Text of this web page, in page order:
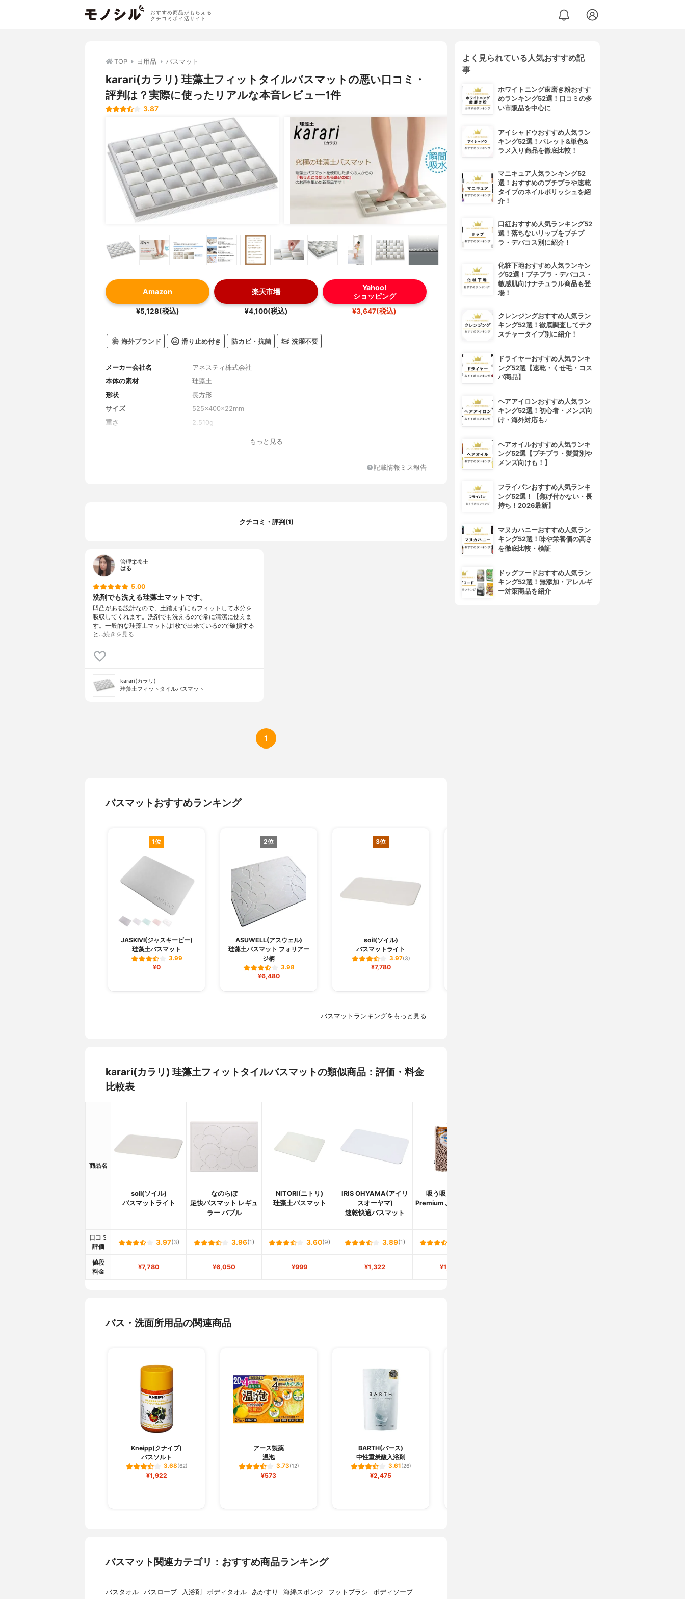
おすすめ商品がもらえる
クチコミポイ活サイト
TOP 日用品 バスマット
karari(カラリ) 珪藻土フィットタイルバスマットの悪い口コミ・
評判は？実際に使ったリアルな本音レビュー1件
3.87
Amazon
¥5,128(税込)
楽天市場
¥4,100(税込)
Yahoo!
ショッピング
¥3,647(税込)
海外ブランド 滑り止め付き 防カビ・抗菌 洗濯不要
メーカー会社名
アネスティ株式会社
本体の素材
珪藻土
形状
長方形
サイズ
525×400×22mm
重さ
2,510g
もっと見る
記載情報ミス報告
クチコミ・評判(1)
管理栄養士
はる
5.00
洗剤でも洗える珪藻土マットです。
凹凸がある設計なので、土踏まずにもフィットして水分を
吸収してくれます。洗剤でも洗えるので常に清潔に使えま
す。一般的な珪藻土マットは1枚で出来ているので破損する
と…続きを見る
karari(カラリ)
珪藻土フィットタイルバスマット
1
バスマットおすすめランキング
1位
JASKIVI(ジャスキービー)
珪藻土バスマット
3.99
¥0
2位
ASUWELL(アスウェル)
珪藻土バスマット フォリアー
ジ柄
3.98
¥6,480
3位
soil(ソイル)
バスマットライト
3.97(3)
¥7,780
バスマットランキングをもっと見る
karari(カラリ) 珪藻土フィットタイルバスマットの類似商品：評価・料金
比較表
商品名
soil(ソイル)
バスマットライト
なのらぼ
足快バスマット レギュ
ラー バブル
NITORI(ニトリ)
珪藻土バスマット
IRIS OHYAMA(アイリ
スオーヤマ)
速乾快適バスマット
吸う吸う(SUSU)
Premium ふわもこセレ
口コミ
評価
3.97(3) 3.96(1) 3.60(9) 3.89(1)
値段
料金
¥7,780 ¥6,050 ¥999 ¥1,322 ¥1,680
バス・洗面所用品の関連商品
Kneipp(クナイプ)
バスソルト
3.68(62)
¥1,922
アース製薬
温泡
3.73(12)
¥573
BARTH(バース)
中性重炭酸入浴剤
3.61(26)
¥2,475
バスマット関連カテゴリ：おすすめ商品ランキング
バスタオル バスローブ 入浴剤 ボディタオル あかすり 海綿スポンジ フットブラシ ボディソープ
よく見られている人気おすすめ記
事
ホワイトニング歯磨き粉おすす
めランキング52選！口コミの多
い市販品を中心に
アイシャドウおすすめ人気ラン
キング52選！パレット&単色&
ラメ入り商品を徹底比較！
マニキュア人気ランキング52
選！おすすめのプチプラや速乾
タイプのネイルポリッシュを紹
介！
口紅おすすめ人気ランキング52
選！落ちないリップをプチプ
ラ・デパコス別に紹介！
化粧下地おすすめ人気ランキン
グ52選！プチプラ・デパコス・
敏感肌向けナチュラル商品も登
場！
クレンジングおすすめ人気ラン
キング52選！徹底調査してテク
スチャータイプ別に紹介！
ドライヤーおすすめ人気ランキ
ング52選【速乾・くせ毛・コス
パ商品】
ヘアアイロンおすすめ人気ラン
キング52選！初心者・メンズ向
け・海外対応も♪
ヘアオイルおすすめ人気ランキ
ング52選【プチプラ・髪質別や
メンズ向けも！】
フライパンおすすめ人気ランキ
ング52選！【焦げ付かない・長
持ち！2026最新】
マヌカハニーおすすめ人気ラン
キング52選！味や栄養価の高さ
を徹底比較・検証
ドッグフードおすすめ人気ラン
キング52選！無添加・アレルギ
ー対策商品を紹介